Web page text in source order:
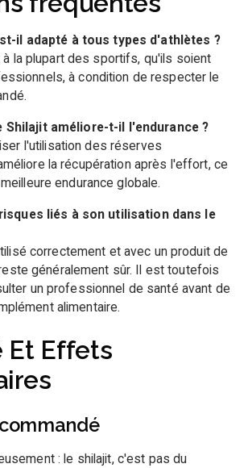
il adapté à tous types d'athlètes ?
à la plupart des sportifs, qu'ils soient
à condition de respecter le
Shilajit améliore-t-il l'endurance ?
l'utilisation des réserves
la récupération après l'effort, ce
endurance globale.
liés à son utilisation dans le
correctement et avec un produit de
généralement sûr. Il est toutefois
un professionnel de santé avant de
alimentaire.
Et Effets
: le shilajit, c'est pas du